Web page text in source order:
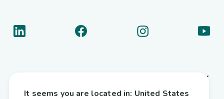
It seems you are located in: United States